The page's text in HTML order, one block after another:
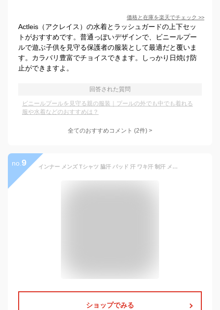
価格と在庫を楽天でチェック >>
Actleis（アクレイス）の水着とラッシュガードの上下セッ
トがおすすめです。普通っぽいデザインで、ビニールプー
ルで遊ぶ子供を見守る保護者の服装として最適だと覆いま
す。カラバリ豊富でチョイスできます。しっかり日焼け防
止ができますよ。
回答された質問
ビニールプールを見守る親の服装｜プールの外でも中でも着れる
服や水着などのおすすめは？
全てのおすすめコメント (2件) >
no. 9 インナー メンズ Tシャツ 脇汗 パッド 汗 ワキ汗 制汗 メンズインナー インナーTシャツ 肌着 メッシュ 半袖 シミ 防止 わき 夏 ドライ 汗取りインナー 夏 脇汗防止 脇汗対策
ショップでみる